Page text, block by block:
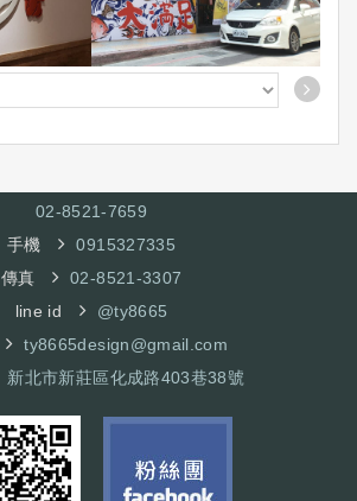
02-8521-7659
手機
0915327335
傳真
02-8521-3307
line id
@ty8665
ty8665design@gmail.com
新北市新莊區化成路403巷38號